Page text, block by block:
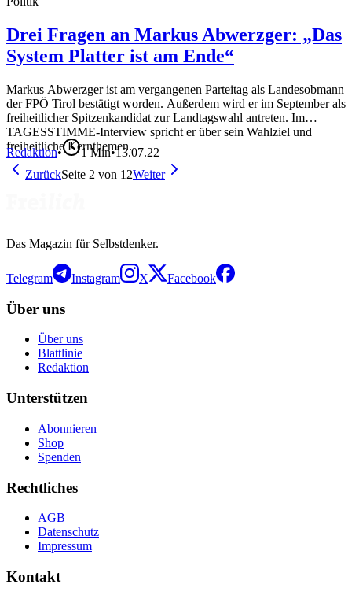
Drei Fragen an Markus Abwerzger: „Das
System Platter ist am Ende“
Markus Abwerzger ist am vergangenen Parteitag als Landesobmann
der FPÖ Tirol bestätigt worden. Außerdem wird er im September als
freiheitlicher Spitzenkandidat zur Landtagswahl antreten. Im
TAGESSTIMME-Interview spricht er über sein Wahlziel und
freiheitliche Kernthemen.
Redaktion• 1Min•13.07.22
ZurückSeite 2 von 12Weiter
Das Magazin für Selbstdenker.
Telegram Instagram X Facebook
Über uns
Über uns
Blattlinie
Redaktion
Unterstützen
Abonnieren
Shop
Spenden
Rechtliches
AGB
Datenschutz
Impressum
Kontakt